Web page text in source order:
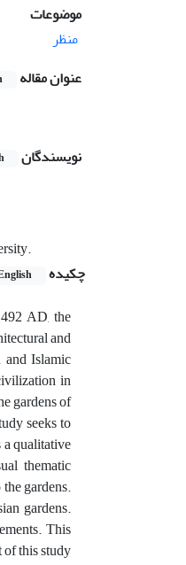
موضوعات
منظر
عنوان مقاله
نویسندگان
چکیده
AD, the
and
Islamic
in
gardens of
seeks to
qualitative
thematic
gardens.
gardens.
This
this study